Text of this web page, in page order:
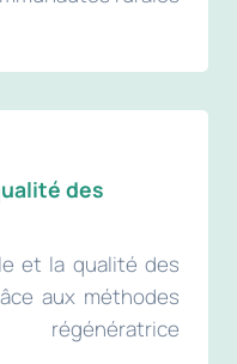
des
et la qualité des
aux méthodes